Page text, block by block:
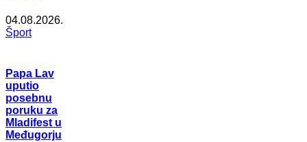
04.08.2026.
Šport
Papa Lav
uputio
posebnu
poruku za
Mladifest u
Međugorju